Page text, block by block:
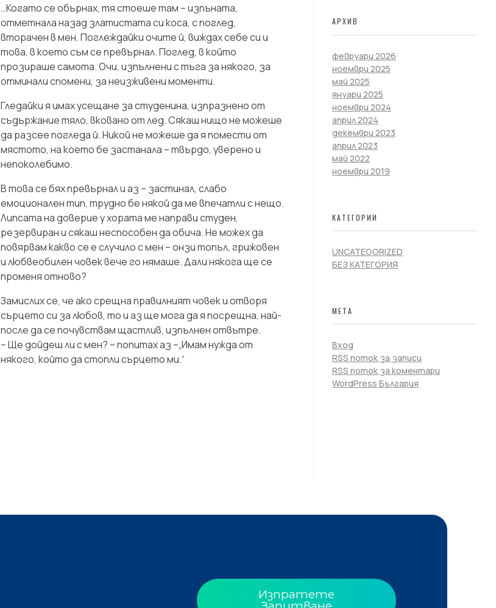
…Когато се обърнах, тя стоеше там – изпъната,
отметнала назад златистата си коса, с поглед,
вторачен в мен. Поглеждайки очите й, виждах себе си и
това, в което съм се превърнал. Поглед, в който
прозираше самота. Очи, изпълнени с тъга за някого, за
отминали спомени, за неизживени моменти.
Гледайки я имах усещане за студенина, изпразнено от
съдържание тяло, вковано от лед. Сякаш нищо не можеше
да разсее погледа й. Никой не можеше да я помести от
мястото, на което бе застанала – твърдо, уверено и
непоколебимо.
В това се бях превърнал и аз – застинал, слабо
емоционален тип, трудно бе някой да ме впечатли с нещо.
Липсата на доверие у хората ме направи студен,
резервиран и сякаш неспособен да обича. Не можех да
повярвам какво се е случило с мен – онзи топъл, грижовен
и любвеобилен човек вече го нямаше. Дали някога ще се
променя отново?
Замислих се, че ако срещна правилният човек и отворя
сърцето си за любов, то и аз ще мога да я посрещна, най-
после да се почувствам щастлив, изпълнен отвътре.
– Ще дойдеш ли с мен? – попитах аз –„Имам нужда от
някого, който да стопли сърцето ми.“
АРХИВ
февруари 2026
ноември 2025
май 2025
януари 2025
ноември 2024
април 2024
декември 2023
април 2023
май 2022
ноември 2019
КАТЕГОРИИ
UNCATEGORIZED
БЕЗ КАТЕГОРИЯ
МЕТА
Вход
RSS поток за записи
RSS поток за коментари
WordPress България
Изпратете